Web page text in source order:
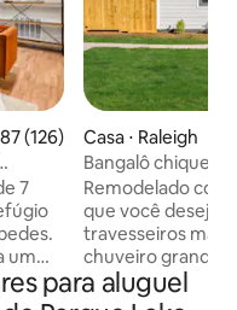
de uma avaliação média de
(126)
7
um
sua
Casa ⋅ Raleigh
Bangalô chique
estimação
Remodelado
que você
travesseiros
chuveiro grande,
de estar
espaço ao ar
para aluguel